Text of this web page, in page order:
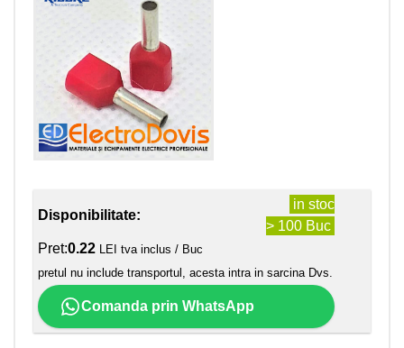
Disponibilitate:
in stoc
> 100 Buc
Pret:0.22 LEI tva inclus / Buc
pretul nu include transportul, acesta intra in sarcina Dvs.
Comanda prin WhatsApp